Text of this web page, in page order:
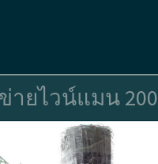
ายไวน์แมน 200